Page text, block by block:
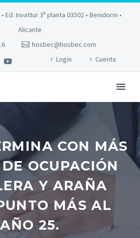
Ed. Invattur 3ª planta 03502 • Benidorm •
Alicante
hosbec@hosbec.com
Login
Cuenta
CON MÁS
OCUPACIÓN
Y ARAÑA
MÁS AL
AÑO 25.